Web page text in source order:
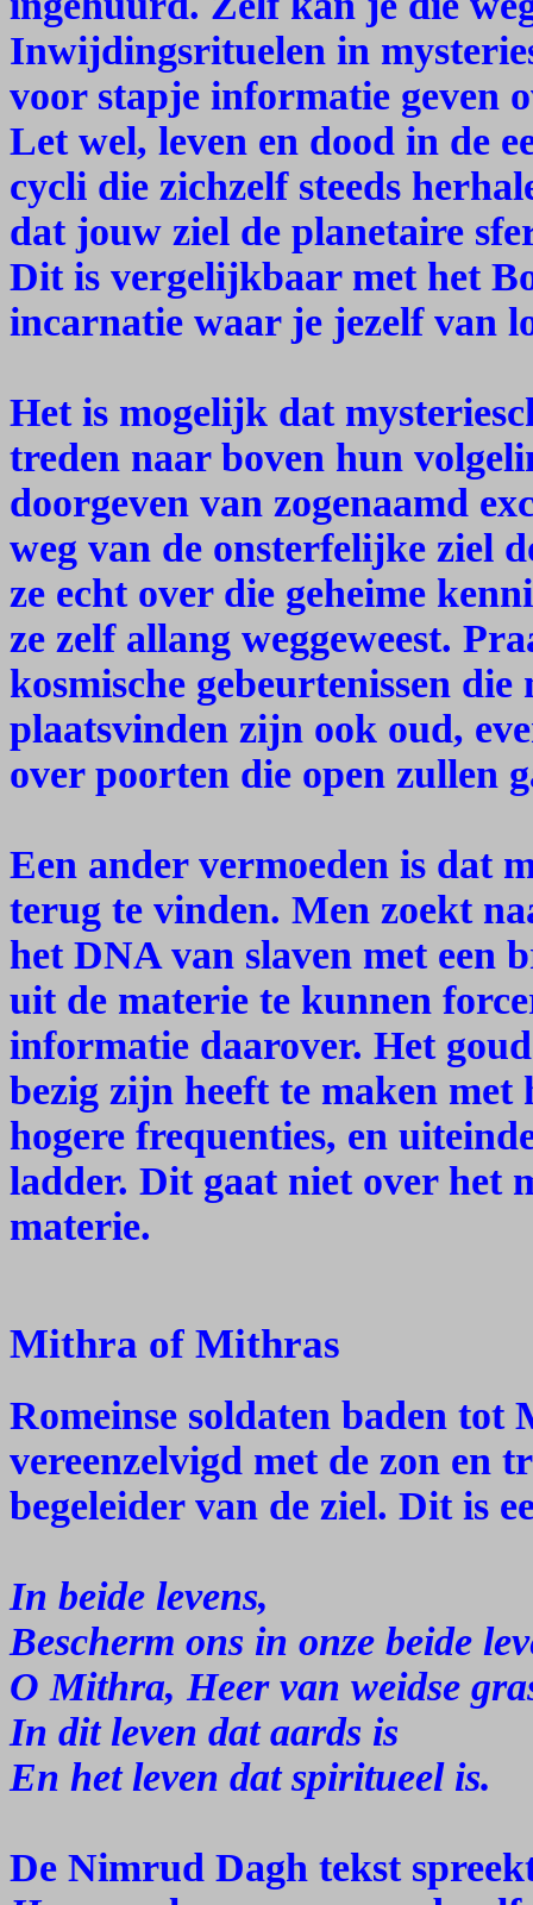
Inwijdingsrituelen in
voor stapje informatie geven
Let wel, leven en dood in de
cycli die zichzelf steeds
dat jouw ziel de planetaire
Dit is vergelijkbaar met het
incarnatie waar je jezelf van
Het is mogelijk dat
treden naar boven hun
doorgeven van zogenaamd
weg van de onsterfelijke ziel
ze echt over die geheime
ze zelf allang weggeweest.
kosmische gebeurtenissen
plaatsvinden zijn ook oud,
over poorten die open zullen
Een ander vermoeden is dat
terug te vinden. Men zoekt
het DNA van slaven met een
uit de materie te kunnen
informatie daarover. Het
bezig zijn heeft te maken met
hogere frequenties, en
ladder. Dit gaat niet over het
materie.
Mithra of Mithras
Romeinse soldaten baden
vereenzelvigd met de zon en
begeleider van de ziel. Dit is
In beide levens,
Bescherm ons in onze beide
O Mithra, Heer van weidse
In dit leven dat aards is
En het leven dat spiritueel is.
De Nimrud Dagh tekst